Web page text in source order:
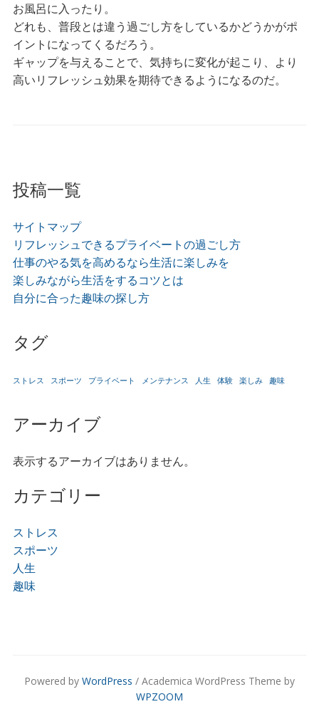
投稿一覧
サイトマップ
リフレッシュできるプライベートの過ごし方
仕事のやる気を高めるなら生活に楽しみを
楽しみながら生活をするコツとは
自分に合った趣味の探し方
タグ
ストレス スポーツ プライベート メンテナンス 人生 体験 楽しみ 趣味
お風呂に入ったり。
どれも、普段とは違う過ごし方をしているかどうかがポ
イントになってくるだろう。
ギャップを与えることで、気持ちに変化が起こり、より
高いリフレッシュ効果を期待できるようになるのだ。
アーカイブ
表示するアーカイブはありません。
カテゴリー
ストレス
スポーツ
人生
趣味
Powered by WordPress / Academica WordPress Theme by
WPZOOM